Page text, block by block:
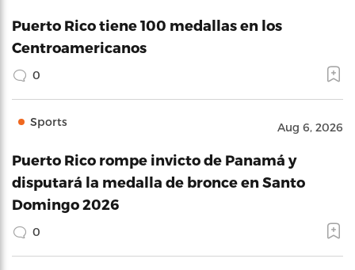
Puerto Rico tiene 100 medallas en los
Centroamericanos
0
Sports Aug 6, 2026
Puerto Rico rompe invicto de Panamá y
disputará la medalla de bronce en Santo
Domingo 2026
0